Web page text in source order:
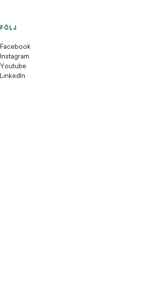
FÖLJ
Facebook
Instagram
Youtube
LinkedIn